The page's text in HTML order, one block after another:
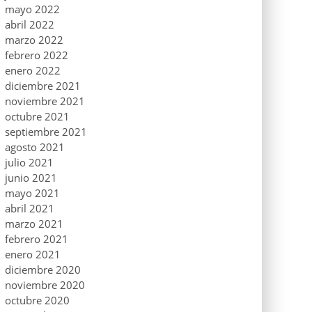
mayo 2022
abril 2022
marzo 2022
febrero 2022
enero 2022
diciembre 2021
noviembre 2021
octubre 2021
septiembre 2021
agosto 2021
julio 2021
junio 2021
mayo 2021
abril 2021
marzo 2021
febrero 2021
enero 2021
diciembre 2020
noviembre 2020
octubre 2020